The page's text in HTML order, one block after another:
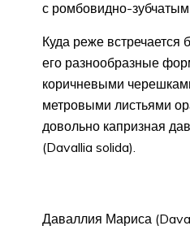
с ромбовидно-
Куда реже встречается
его разнообразные
коричневыми
метровыми листьями
довольно капризная
(Davallia solida).
Даваллия Мариса